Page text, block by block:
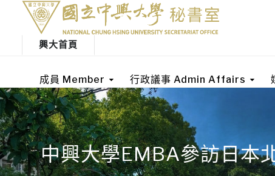
興大首頁
成員 Member 行政議事 Admin Affairs
中興大學EMBA參訪日本